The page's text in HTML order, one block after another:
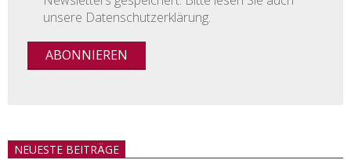
unsere Datenschutzerklärung.
NEUESTE BEITRÄGE